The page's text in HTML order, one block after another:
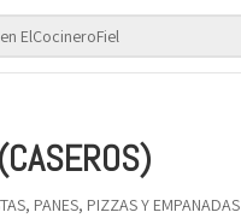
PANES, PIZZAS Y EMPANADAS